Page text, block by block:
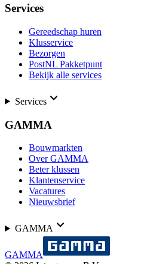
Services
Gereedschap huren
Klusservice
Bezorgen
PostNL Pakketpunt
Bekijk alle services
Services
GAMMA
Bouwmarkten
Over GAMMA
Beter klussen
Klantenservice
Vacatures
Nieuwsbrief
GAMMA
GAMMA